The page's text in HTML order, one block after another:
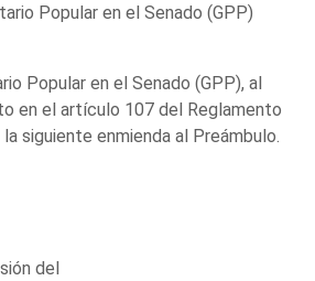
Popular en el Senado (GPP)
Popular en el Senado (GPP), al
en el artículo 107 del Reglamento
siguiente enmienda al Preámbulo.
del